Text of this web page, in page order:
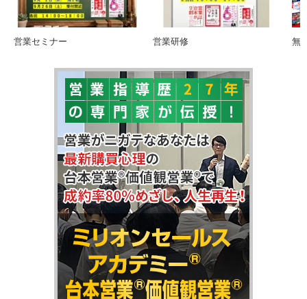
無料メルマガ 無料営業タイプ別診断 お